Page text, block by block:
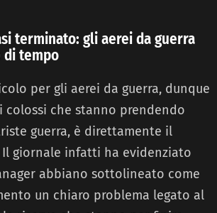
terminato: gli aerei da guerra
di tempo
per gli aerei da guerra, dunque
che stanno prendendo
guerra, è direttamente il
Il giornale infatti ha evidenziato
abbiano sottolineato come
un chiaro problema legato al